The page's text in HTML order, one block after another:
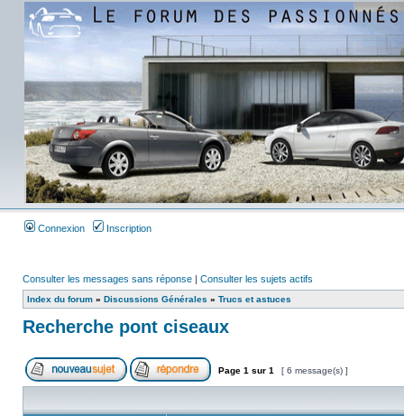
Connexion Inscription
Consulter les messages sans réponse | Consulter les sujets actifs
Index du forum » Discussions Générales » Trucs et astuces
Recherche pont ciseaux
Page 1 sur 1 [ 6 message(s) ]